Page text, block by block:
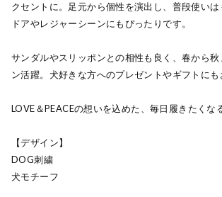
クセントに。足元から個性を演出し、普段使いは
ドアやレジャーシーンにもぴったりです。
サンダルやスリッポンとの相性も良く、春から
ン活躍。犬好きな方へのプレゼントやギフトにも
LOVE＆PEACEの想いを込めた、毎日履きたくな
【デザイン】
DOG刺繍
犬モチーフ